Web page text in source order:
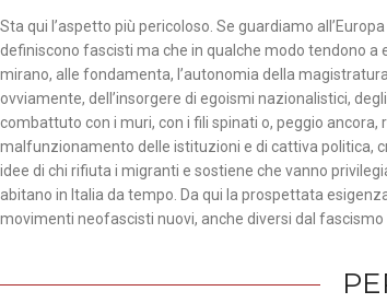
Sta qui l’aspetto più pericoloso. Se guardiamo
definiscono fascisti ma che in qualche modo tendono a
mirano, alle fondamenta, l’autonomia della
ovviamente, dell’insorgere di egoismi nazionalistici,
combattuto con i muri, con i fili spinati o, peggio
malfunzionamento delle istituzioni e di cattiva politica,
idee di chi rifiuta i migranti e sostiene che vanno
abitano in Italia da tempo. Da qui la prospettata
movimenti neofascisti nuovi, anche diversi dal fascismo